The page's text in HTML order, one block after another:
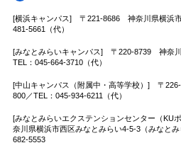
[横浜キャンパス] 〒221-8686 神奈川県横浜
481-5661（代）
[みなとみらいキャンパス] 〒220-8739 神奈
TEL：045-664-3710（代）
[中山キャンパス（附属中・高等学校）] 〒
800／TEL：045-934-6211（代）
[みなとみらいエクステンションセンター（
奈川県横浜市西区みなとみらい4-5-3（みなと
682-5553